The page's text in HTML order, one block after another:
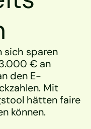
sich sparen
€ an
den E-
Mit
hätten faire
können.